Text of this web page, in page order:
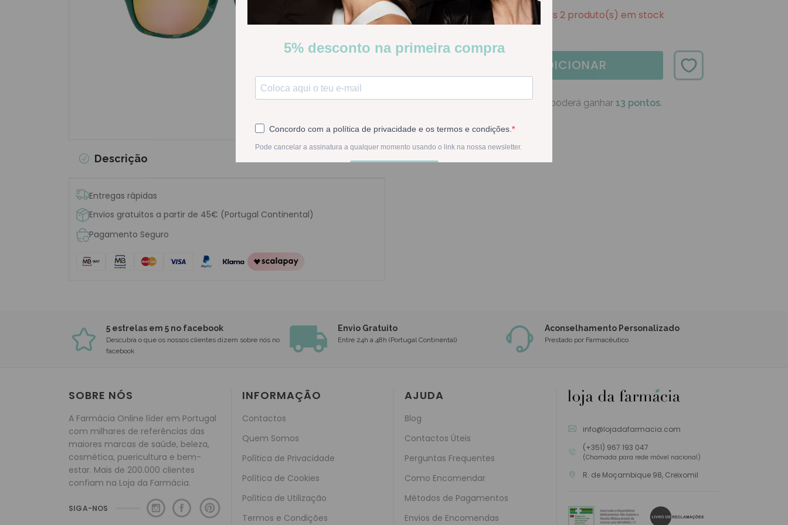
Descrição
Entregas rápidas
Envios gratuitos a partir de 45€ (Portugal Continental)
Pagamento Seguro
Poucas Unidades
Apenas 2 produto(s) em stock
ADICIONAR
Na compra deste produto poderá ganhar 13 pontos.
5 estrelas em 5 no facebook
Descubra o que os nossos clientes dizem sobre nós no
facebook
Envio Gratuito
Entre 24h a 48h (Portugal Continental)
Aconselhamento Personalizado
Prestado por Farmacêutico
SOBRE NÓS
A Farmácia Online líder em Portugal
com milhares de referências das
maiores marcas de saúde, beleza,
cosmética, puericultura e bem-
estar. Mais de 200.000 clientes
confiam na Loja da Farmácia.
SIGA-NOS
INFORMAÇÃO
Contactos
Quem Somos
Política de Privacidade
Política de Cookies
Política de Utilização
Termos e Condições
AJUDA
Blog
Contactos Úteis
Perguntas Frequentes
Como Encomendar
Métodos de Pagamentos
Envios de Encomendas
info@lojadafarmacia.com
(+351) 967 193 047
(Chamada para rede móvel nacional)
R. de Moçambique 98, Creixomil